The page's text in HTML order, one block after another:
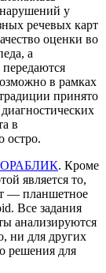
у
речевых карт
оценки во
а
в рамках
принято
в
остро.
. Кроме
является то,
— планшетное
Все задания
анализируются
ни для других
решения для